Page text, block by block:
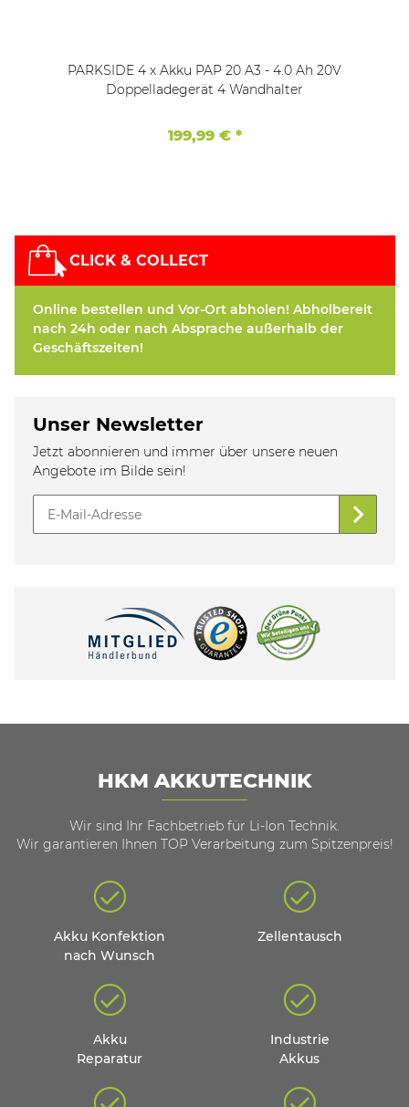
PARKSIDE 4 x Akku PAP 20 A3 - 4.0 Ah 20V
Doppelladegerät 4 Wandhalter
199,99 € *
CLICK & COLLECT
Online bestellen und Vor-Ort abholen! Abholbereit
nach 24h oder nach Absprache außerhalb der
Geschäftszeiten!
Unser Newsletter
Jetzt abonnieren und immer über unsere neuen
Angebote im Bilde sein!
HKM AKKUTECHNIK
Wir sind Ihr Fachbetrieb für Li-Ion Technik.
Wir garantieren Ihnen TOP Verarbeitung zum Spitzenpreis!
Akku Konfektion
nach Wunsch
Zellentausch
Akku
Reparatur
Industrie
Akkus